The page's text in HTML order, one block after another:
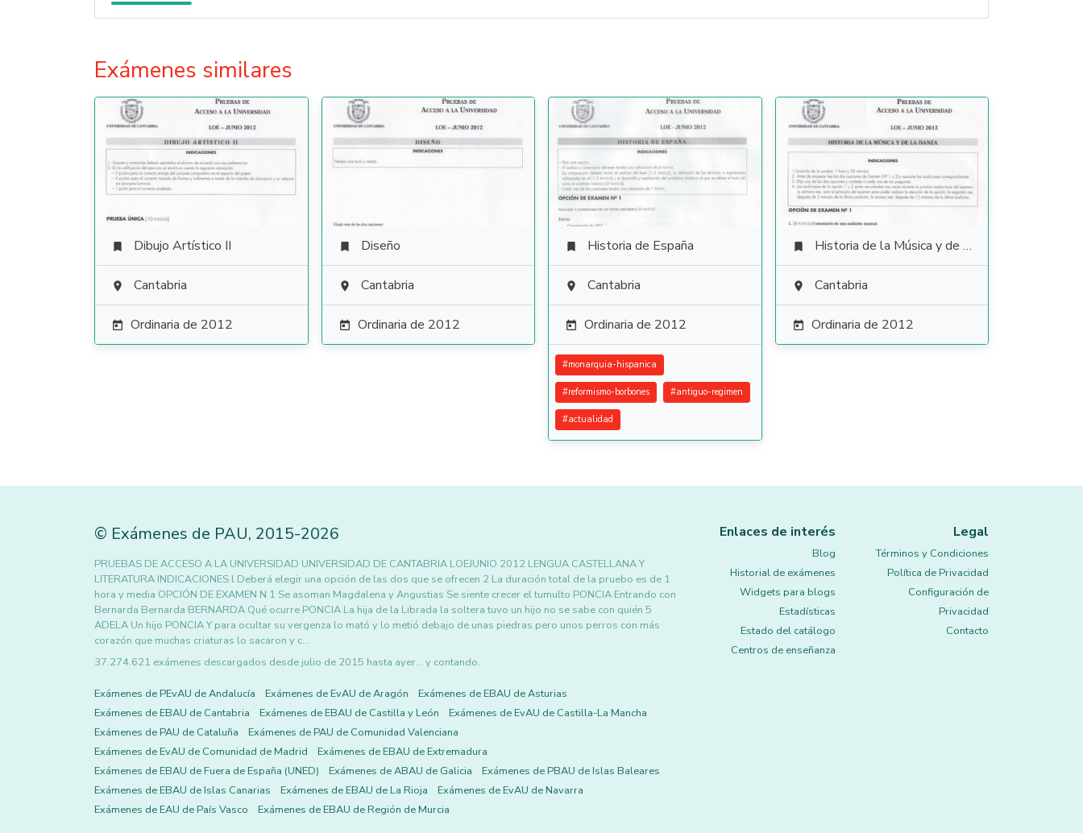
Exámenes similares
 Dibujo Artístico II
 Cantabria
 Ordinaria de 2012
 Diseño
 Cantabria
 Ordinaria de 2012
 Historia de España
 Cantabria
 Ordinaria de 2012
#monarquia-hispanica
#reformismo-borbones #antiguo-regimen
#actualidad
 Historia de la Música y de la Danza
 Cantabria
 Ordinaria de 2012
© Exámenes de PAU, 2015-2026
PRUEBAS DE ACCESO A LA UNIVERSIDAD UNIVERSIDAD DE CANTABRIA LOEJUNIO 2012 LENGUA CASTELLANA Y
LITERATURA INDICACIONES l Deberá elegir una opción de las dos que se ofrecen 2 La duración total de la pruebo es de 1
hora y media OPCIÓN DE EXAMEN N 1 Se asoman Magdalena y Angustias Se siente crecer el tumulto PONCIA Entrando con
Bernarda Bernarda BERNARDA Qué ocurre PONCIA La hija de la Librada la soltera tuvo un hijo no se sabe con quién 5
ADELA Un hijo PONCIA Y para ocultar su vergenza lo mató y lo metió debajo de unas piedras pero unos perros con más
corazón que muchas criaturas lo sacaron y c…
37.274.621 exámenes descargados desde julio de 2015 hasta ayer... y contando.
Exámenes de PEvAU de Andalucía Exámenes de EvAU de Aragón
Exámenes de EBAU de Asturias
Exámenes de EBAU de Cantabria
Exámenes de EBAU de Castilla y León
Exámenes de EvAU de Castilla-La Mancha
Exámenes de PAU de Cataluña
Exámenes de PAU de Comunidad Valenciana
Exámenes de EvAU de Comunidad de Madrid
Exámenes de EBAU de Extremadura
Exámenes de EBAU de Fuera de España (UNED)
Exámenes de ABAU de Galicia
Exámenes de PBAU de Islas Baleares
Exámenes de EBAU de Islas Canarias
Exámenes de EBAU de La Rioja
Exámenes de EvAU de Navarra
Exámenes de EAU de País Vasco
Exámenes de EBAU de Región de Murcia
Enlaces de interés
Blog
Historial de exámenes
Widgets para blogs
Estadísticas
Estado del catálogo
Centros de enseñanza
Legal
Términos y Condiciones
Política de Privacidad
Configuración de
Privacidad
Contacto